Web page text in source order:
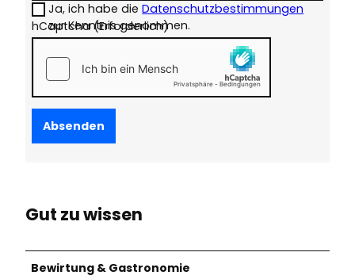
Ja, ich habe dieDatenschutzbestimmungen
zur Kenntnis genommen.
hCaptcha(Erforderlich)
Absenden
Gut zu wissen
Bewirtung & Gastronomie